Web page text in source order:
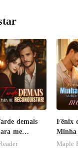
demais
me
Fênix
Minha
vida e
Maple